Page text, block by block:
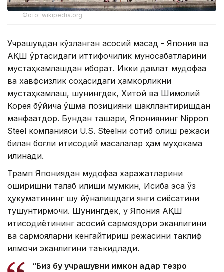
Фото: wikipedia.org
Учрашувдан кўзланган асосий мақсад - Япония ва
АҚШ ўртасидаги иттифоқчилик муносабатларини
мустаҳкамлашдан иборат. Икки давлат мудофаа
ва хавфсизлик соҳасидаги ҳамкорликни
мустаҳкамлаш, шунингдек, Хитой ва Шимолий
Корея бўйича қўшма позицияни шакллантиришдан
манфаатдор. Бундан ташқари, Япониянинг Nippon
Steel компанияси U.S. Steelни сотиб олиш режаси
билан боғлиқ иқтисодий масалалар ҳам муҳокама
қилинади.
Трамп Япониядан мудофаа харажатларини
оширишни талаб қилиши мумкин, Исиба эса ўз
ҳукуматининг шу йўналишдаги янги сиёсатини
тушунтирмоқчи. Шунингдек, у Япония АҚШ
иқтисодиётининг асосий сармоядори эканлигини
ва сармояларни кенгайтириш режасини таклиф
қилмоқчи эканлигини таъкидлади.
“Биз бу учрашувни имкон қадар тезроқ